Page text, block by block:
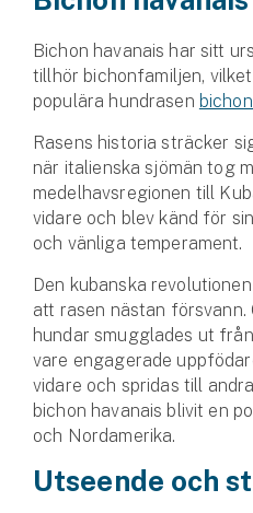
Släpvagnsförsäkring
Drönarförsäkring
För förmedlare
Gruppförsäkringar
Kommunolycksfall
Försäkring via förmedlare
Se alla
Bichon havanais har sitt
tillhör bichonfamiljen,
populära hundrasen
Rasens historia sträcker
när italienska sjömän tog
medelhavsregionen till
vidare och blev känd för
och vänliga temperament.
Den kubanska
att rasen nästan försvann.
hundar smugglades ut
vare engagerade
vidare och spridas till
bichon havanais blivit en
och Nordamerika.
Utseende och